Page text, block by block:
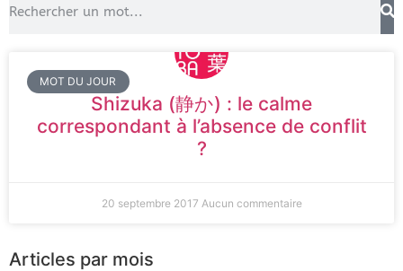
MOT DU JOUR
Shizuka (静か) : le calme
correspondant à l’absence de conflit
?
20 septembre 2017 Aucun commentaire
Articles par mois